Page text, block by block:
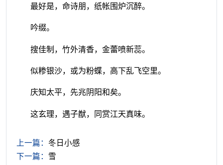
最好是，命诗朋，纸帐围炉沉醉。
吟缀。
搜佳制，竹外清香，金蕾喷新蕊。
似糁银沙，或为粉蝶，高下乱飞空里。
庆知太平，先兆阴阳和矣。
这玄理，遇子猷，同赏江天真味。
上一篇： 冬日小感
下一篇： 雪